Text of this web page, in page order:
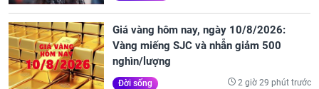
Giá vàng hôm nay, ngày 10/8/2026:
Vàng miếng SJC và nhẫn giảm 500
nghìn/lượng
Đời sống 2 giờ 29 phút trước